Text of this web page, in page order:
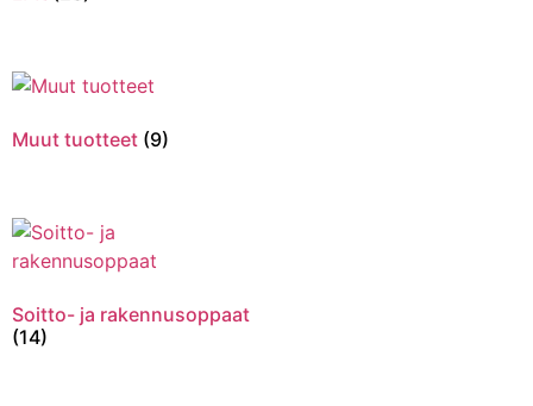
Muut tuotteet (9)
Soitto- ja rakennusoppaat
(14)